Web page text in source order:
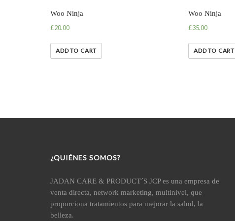
Woo Ninja
£20.00
ADD TO CART
Woo Ninja
£35.00
ADD TO CART
¿QUIÉNES SOMOS?
JADAN CARE & PRODUCT´S JCP es una empresa de
venta directa, network marketing, multinivel, que
proporciona tratamientos para mejorar la salud, la
belleza.